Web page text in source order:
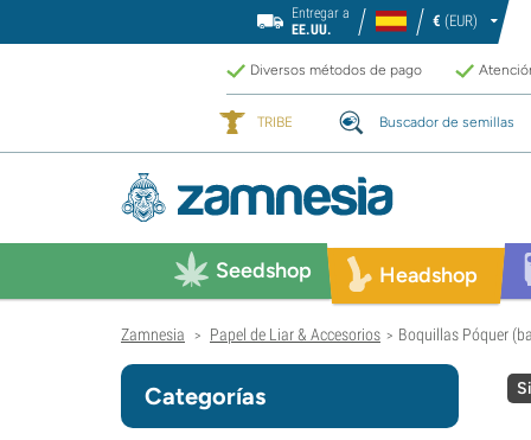
Entregar a
EE.UU.
€ (EUR)
Diversos métodos de pago
TRIBE Buscador de semillas
Seedshop Headshop
Zamnesia > Papel de Liar & Accesorios > Boquillas Póquer
Categorías